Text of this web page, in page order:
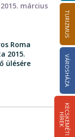
TURIZMUS
VÁROSHÁZA
K
E
C
S
K
E
M
É
T
I
HÍ
R
E
K
március
Roma
2015.
ülésére